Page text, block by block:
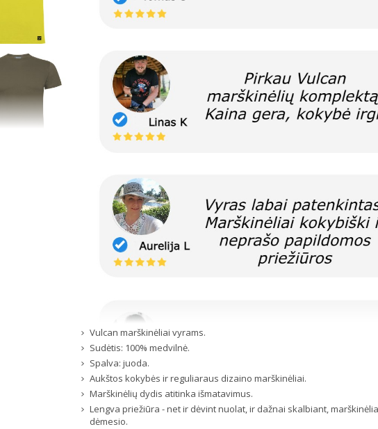
Vulcan marškinėliai vyrams.
Sudėtis: 100% medvilnė.
Spalva: juoda.
Aukštos kokybės ir reguliaraus dizaino marškinėliai.
Marškinėlių dydis atitinka išmatavimus.
Lengva priežiūra - net ir dėvint nuolat, ir dažnai skalbiant,
dėmesio.